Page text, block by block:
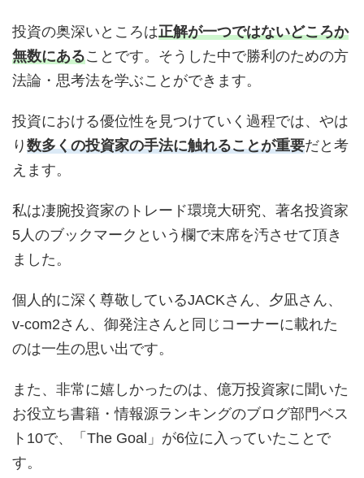
投資の奥深いところは正解が一つではないどころか
無数にあることです。そうした中で勝利のための方
法論・思考法を学ぶことができます。
投資における優位性を見つけていく過程では、やは
り 数多くの投資家の手法に触れることが重要だと考
えます。
私は凄腕投資家のトレード環境大研究、著名投資家
5人のブックマークという欄で末席を汚させて頂き
ました。
個人的に深く尊敬しているJACKさん、夕凪さん、
v-com2さん、御発注さんと同じコーナーに載れた
のは一生の思い出です。
また、非常に嬉しかったのは、億万投資家に聞いた
お役立ち書籍・情報源ランキングのブログ部門ベス
ト10で、「The Goal」が6位に入っていたことで
す。